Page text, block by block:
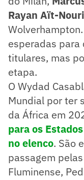
Rayan Aït-Nouri
esperadas
titulares, mas
etapa.
O Wydad
Mundial por ter
da África em
para os
no elenco. São
passagem
Fluminense,